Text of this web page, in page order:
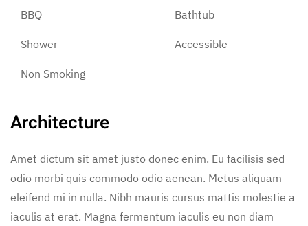
BBQ Bathtub
Shower Accessible
Non Smoking
Architecture
Amet dictum sit amet justo donec enim. Eu facilisis sed
odio morbi quis commodo odio aenean. Metus aliquam
eleifend mi in nulla. Nibh mauris cursus mattis molestie a
iaculis at erat. Magna fermentum iaculis eu non diam